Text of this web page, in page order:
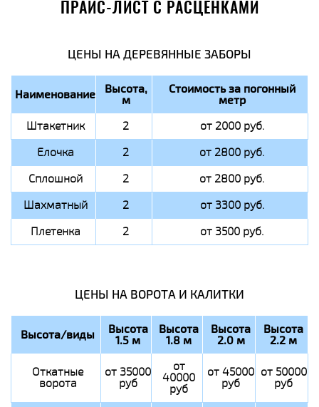
ПРАЙС-ЛИСТ С РАСЦЕНКАМИ
ЦЕНЫ НА ДЕРЕВЯННЫЕ ЗАБОРЫ
Наименование Высота,
м
Стоимость за погонный
метр
Штакетник 2
от 2000 руб.
Елочка
2
от 2800 руб.
Сплошной
2
от 2800 руб.
Шахматный
2
от 3300 руб.
Плетенка
2 от 3500 руб.
ЦЕНЫ НА ВОРОТА И КАЛИТКИ
Высота/виды Высота
1.5 м
Высота
1.8 м
Высота
2.0 м
Высота
2.2 м
Откатные
ворота
от 35000
руб
от
40000
руб
от 45000
руб
от 50000
руб